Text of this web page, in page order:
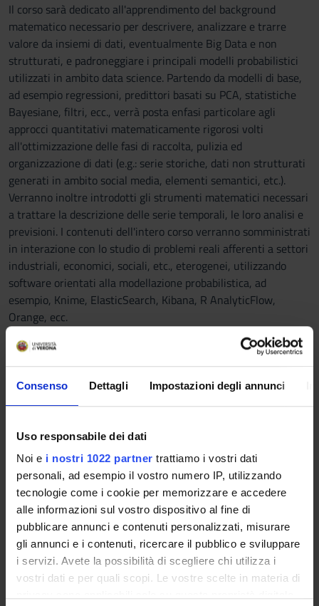
Consenso Dettagli Impostazioni degli annunci
Uso responsabile dei dati
Noi e i nostri 1022 partner trattiamo i vostri dati
personali, ad esempio il vostro numero IP, utilizzando
tecnologie come i cookie per memorizzare e accedere
alle informazioni sul vostro dispositivo al fine di
pubblicare annunci e contenuti personalizzati, misurare
gli annunci e i contenuti, ricercare il pubblico e sviluppare
i servizi. Avete la possibilità di scegliere chi utilizza i
vostri dati e per quali scopi. Le vostre scelte in materia di
Il corso sarà dedicato all'apprendimento del background
matematico necessario per descrivere, analizzare e trarre
valore da insiemi di dati, eventualmente Big Data e non
strutturati, e padroneggiare i principali modelli probabilistici
utilizzati in ambito data science. Partendo da modelli di base,
ad esempio regressioni, predittori basati su PCA, statistiche
Bayesiane, filtri, ecc., verrà posta enfasi particolare agli
approcci quantitativi matematicamente rigorosi volti
all'ottimizzazione delle fasi di raccolta, pulizia ed
organizzazione di dati (e.g.: serie storiche, dati non strutturati
generati in ambito social media, elementi semantici, etc.).
Verranno inoltre introdotti gli strumenti matematici necessari
a trattare la descrizione delle serie temporali, le loro analisi e
previsioni. I contenuti dell'intero corso verranno somministrati
in interazione con lo studio di problemi reali afferenti a settori
industriali, economici, sociali, etc., eterogenei, utilizzando
software orientati alla modellazione probabilistica, ad
esempio, Knime, ElasticSearch, Kibana, R AnalyticFlow,
Orange, ecc.
Al termine del corso lo studente dovrà dimostrare di:
● conoscere e saper utilizzare gli strumenti basilari per il
● conoscere e saper sviluppare soluzioni previsionali a valere
su modelli statistico inferenziali, e.g., AR, MA, ARMA, ARIMA,
ARIMAX: Box-Jenkins, autocovarianza e autocorrelazione
parziale, stagionalità (SARIMA), analisi in varianza (ANOVA,
MANOVA), etc.
● saper identificare i parametri caratterizzanti una certa
popolazione via metodi, e.c., di minimizzazione dell’errore,
massima verosimiglianza, etc.
● saper stimare/identificare/ricostruire caratteristiche